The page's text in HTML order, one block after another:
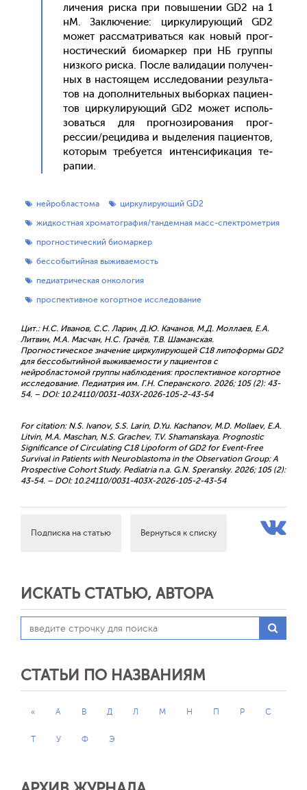
личе­ния рис­ка при по­выше­нии GD2 на 1
нМ. Зак­лю­чение: цир­ку­лиру­ющий GD2
мо­жет рас­смат­ри­вать­ся как но­вый прог­
ности­чес­кий би­омар­кер при НБ груп­пы
низ­ко­го рис­ка. Пос­ле ва­лида­ции по­лучен­
ных в нас­то­ящем ис­сле­дова­нии ре­зуль­та­
тов на до­пол­ни­тель­ных вы­бор­ках па­ци­ен­
тов цир­ку­лиру­ющий GD2 мо­жет ис­поль­
зо­вать­ся для прог­но­зиро­вания прог­
рессии/ре­циди­ва и вы­деле­ния па­ци­ен­тов,
ко­торым тре­бу­ет­ся ин­тенси­фика­ция те­
рапии.
нейробластома
циркулирующий GD2
жидкостная хроматография/тандемная масс-спектрометрия
прогностический биомаркер
бессобытийная выживаемость
педиатрическая онкология
проспективное когортное исследование
Цит.: Н.С. Иванов, С.С. Ларин, Д.Ю. Качанов, М.Д. Моллаев, Е.А.
Литвин, М.А. Масчан, Н.С. Грачёв, Т.В. Шаманская.
Прогностическое значение циркулирующей C18 липоформы GD2
для бессобытийной выживаемости у пациентов с
нейробластомой группы наблюдения: проспективное когортное
исследование. Педиатрия им. Г.Н. Сперанского. 2026; 105 (2): 43-
54. – DOI: 10.24110/0031-403X-2026-105-2-43-54
For citation: N.S. Ivanov, S.S. Larin, D.Yu. Kachanov, M.D. Mollaev, E.A.
Litvin, M.A. Maschan, N.S. Grachev, T.V. Shamanskaya. Prognostic
Significance of Circulating C18 Lipoform of GD2 for Event-Free
Survival in Patients with Neuroblastoma in the Observation Group: A
Prospective Cohort Study. Pediatria n.a. G.N. Speransky. 2026; 105 (2):
43-54. – DOI: 10.24110/0031-403X-2026-105-2-43-54
Подписка на статью Вернуться к списку
ИСКАТЬ СТАТЬЮ, АВТОРА
СТАТЬИ ПО НАЗВАНИЯМ
« А В Д Л М Н П Р С
Т У Ф Э